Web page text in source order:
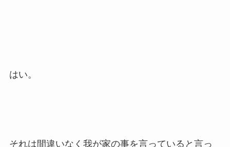
はい。
それは間違いなく我が家の事を言っていると言っ